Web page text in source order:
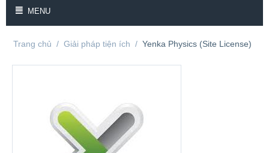
MENU
Trang chủ / Giải pháp tiện ích / Yenka Physics (Site License)